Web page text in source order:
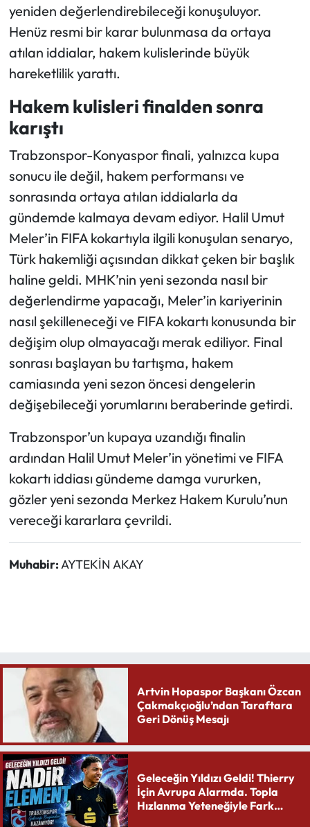
yeniden değerlendirebileceği konuşuluyor.
Henüz resmi bir karar bulunmasa da ortaya
atılan iddialar, hakem kulislerinde büyük
hareketlilik yarattı.
Hakem kulisleri finalden sonra
karıştı
Trabzonspor-Konyaspor finali, yalnızca kupa
sonucu ile değil, hakem performansı ve
sonrasında ortaya atılan iddialarla da
gündemde kalmaya devam ediyor. Halil Umut
Meler’in FIFA kokartıyla ilgili konuşulan senaryo,
Türk hakemliği açısından dikkat çeken bir başlık
haline geldi. MHK’nin yeni sezonda nasıl bir
değerlendirme yapacağı, Meler’in kariyerinin
nasıl şekilleneceği ve FIFA kokartı konusunda bir
değişim olup olmayacağı merak ediliyor. Final
sonrası başlayan bu tartışma, hakem
camiasında yeni sezon öncesi dengelerin
değişebileceği yorumlarını beraberinde getirdi.
Trabzonspor’un kupaya uzandığı finalin
ardından Halil Umut Meler’in yönetimi ve FIFA
kokartı iddiası gündeme damga vururken,
gözler yeni sezonda Merkez Hakem Kurulu’nun
vereceği kararlara çevrildi.
Muhabir:AYTEKİN AKAY
Artvin Hopaspor Başkanı Özcan
Çakmakçıoğlu’ndan Taraftara
Geri Dönüş Mesajı
Geleceğin Yıldızı Geldi! Thierry
İçin Avrupa Alarmda. Topla
Hızlanma Yeteneğiyle Fark